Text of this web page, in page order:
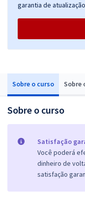
Sobre o curso Sobre
Sobre o curso
Satisfação
Você poderá
dinheiro de
satisfação
garantia de